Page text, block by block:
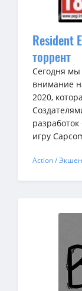
Resident
торрент
Сегодня мы
внимание
2020,
игру
Action /